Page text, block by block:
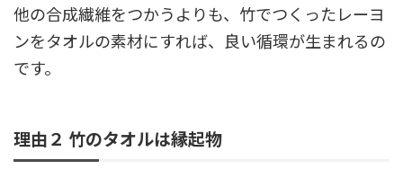
他の合成繊維をつかうよりも、竹でつくったレーヨ
ンをタオルの素材にすれば、良い循環が生まれるの
です。
理由２ 竹のタオルは縁起物